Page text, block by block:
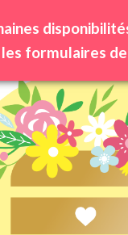
formulaires